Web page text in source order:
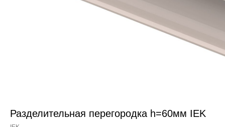
Разделительная перегородка h=60мм IEK